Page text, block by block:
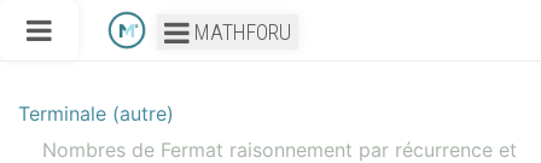
MATHFORU
Terminale (autre)
Nombres de Fermat raisonnement par récurrence et